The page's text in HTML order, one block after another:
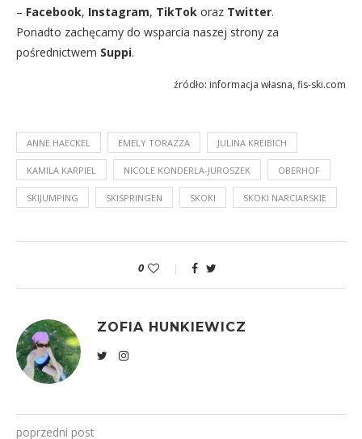
– Facebook, Instagram, TikTok oraz Twitter.
Ponadto zachęcamy do wsparcia naszej strony za
pośrednictwem Suppi.
źródło: informacja własna, fis-ski.com
ANNE HAECKEL EMELY TORAZZA JULINA KREIBICH
KAMILA KARPIEL NICOLE KONDERLA-JUROSZEK OBERHOF
SKIJUMPING SKISPRINGEN SKOKI SKOKI NARCIARSKIE
0
ZOFIA HUNKIEWICZ
poprzedni post